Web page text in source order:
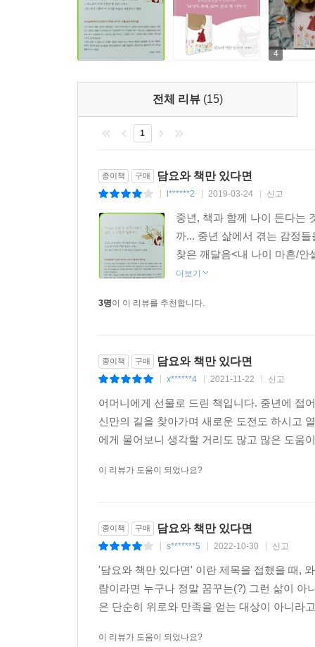
4
전체 리뷰 (15)
1
종이책 구매 담요와 책만 있다면
l******2 2019-03-24 신고
중년, 책과 함께 나이 든다는
까... 중년 삶에서 겪는 감정
찾은 깨달음<내 나이 마흔/안
더보기
3명이 이 리뷰를 추천합니다.
종이책 구매 담요와 책만 있다면
x******4 2021-11-22 신고
어머니에게 선물로 드린 책입니다. 중년에 접
신만의 길을 찾아가며 새로운 도전도 하시고
에게 물어보니 생각할 거리도 많고 많은 도움
이 리뷰가 도움이 되었나요?
종이책 구매 담요와 책만 있다면
s*******5 2022-10-30 신고
'담요와 책만 있다면' 이란 제목을 접했을 때,
람이라면 누구나 정말 꿈꾸는(?) 그런 삶이 아
은 단순히 위로와 만족을 얻는 대상이 아니라
이 리뷰가 도움이 되었나요?